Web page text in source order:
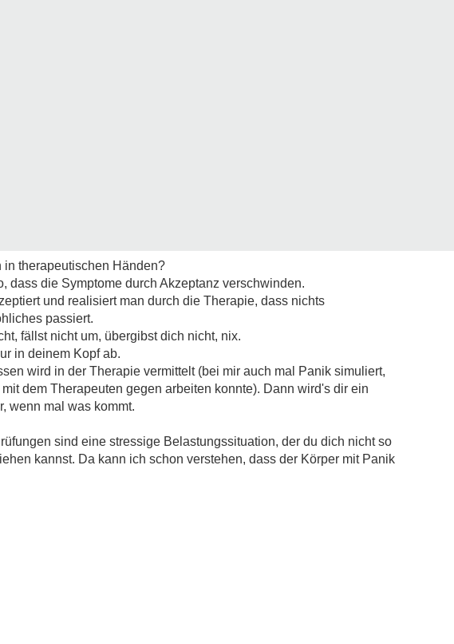
in therapeutischen Händen?
dass die Symptome durch Akzeptanz verschwinden.
und realisiert man durch die Therapie, dass nichts
passiert.
fällst nicht um, übergibst dich nicht, nix.
in deinem Kopf ab.
wird in der Therapie vermittelt (bei mir auch mal Panik simuliert,
dem Therapeuten gegen arbeiten konnte). Dann wird's dir ein
wenn mal was kommt.
sind eine stressige Belastungssituation, der du dich nicht so
kannst. Da kann ich schon verstehen, dass der Körper mit Panik